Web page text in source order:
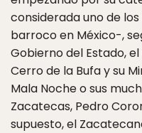
considerada uno de
barroco en México-,
Gobierno del Estado,
Cerro de la Bufa y su
Mala Noche o sus
Zacatecas, Pedro
supuesto, el